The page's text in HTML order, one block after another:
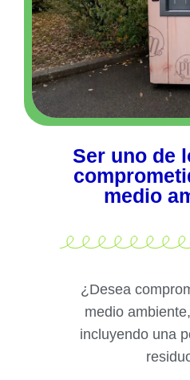
Ser uno de
medio
¿Desea
medio
incluyendo una